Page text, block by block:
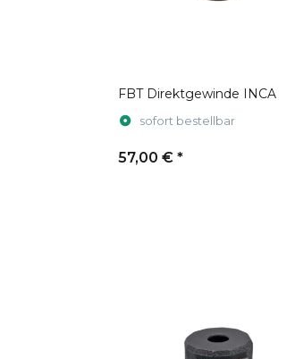
FBT Direktgewinde INCA
sofort bestellbar
57,00 € *